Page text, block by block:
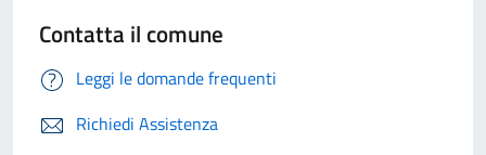
Contatta il comune
Leggi le domande frequenti
Richiedi Assistenza